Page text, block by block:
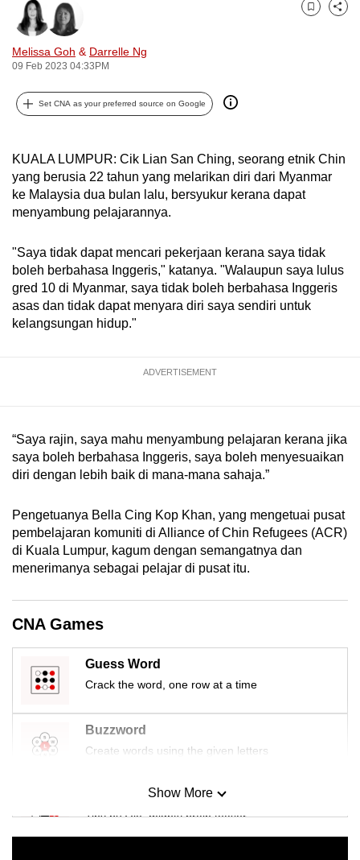
Melissa Goh & Darrelle Ng
09 Feb 2023 04:33PM
Bookmark
Share
Set CNA as your preferred source on Google
KUALA LUMPUR: Cik Lian San Ching, seorang etnik Chin
yang berusia 22 tahun yang melarikan diri dari Myanmar
ke Malaysia dua bulan lalu, bersyukur kerana dapat
menyambung pelajarannya.
"Saya tidak dapat mencari pekerjaan kerana saya tidak
boleh berbahasa Inggeris," katanya. "Walaupun saya lulus
gred 10 di Myanmar, saya tidak boleh berbahasa Inggeris
asas dan tidak dapat menyara diri saya sendiri untuk
kelangsungan hidup."
ADVERTISEMENT
“Saya rajin, saya mahu menyambung pelajaran kerana jika
saya boleh berbahasa Inggeris, saya boleh menyesuaikan
diri dengan lebih baik di mana-mana sahaja.”
Pengetuanya Bella Cing Kop Khan, yang mengetuai pusat
pembelajaran komuniti di Alliance of Chin Refugees (ACR)
di Kuala Lumpur, kagum dengan semangatnya dan
menerimanya sebagai pelajar di pusat itu.
CNA Games
Guess Word
Crack the word, one row at a time
Buzzword
Create words using the given letters
Mini Sudoku
Tiny puzzle, mighty brain teaser
Show More
can
possibly
be.
To
continue,
to
a
supported
browser
for
the
finest
experience,
download
Upgraded
but
still
issues?
Contact
us